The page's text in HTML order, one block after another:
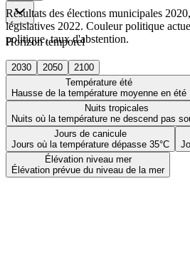
Horizon temporel
2030 2050
2100
Température été
Hausse de la température moyenne en été
Nuits tropicales
Nuits où la température ne descend pas
Jours de canicule
Jours où la température dépasse 35°C
Élévation niveau mer
Élévation prévue du niveau de la mer
Résultats des élections municipales
législatives 2022. Couleur politique
politique, taux d'abstention.